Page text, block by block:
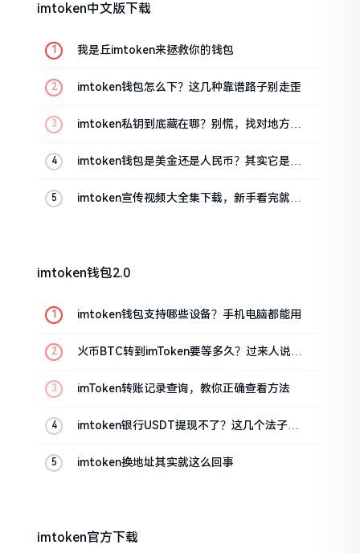
imtoken中文版下载
我是丘imtoken来拯救你的钱包
imtoken钱包怎么下？这几种靠谱路子别走歪
imtoken私钥到底藏在哪？别慌，找对地方才
imtoken钱包是美金还是人民币？其实它是个
imtoken宣传视频大全集下载，新手看完就懂
imtoken钱包2.0
imtoken钱包支持哪些设备？手机电脑都能用
火币BTC转到imToken要等多久？过来人说说
imToken转账记录查询，教你正确查看方法
imtoken银行USDT提现不了？这几个法子能
imtoken换地址其实就这么回事
imtoken官方下载